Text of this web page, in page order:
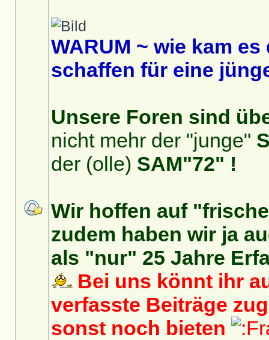
WARUM ~ wie kam
schaffen für eine
Unsere Foren sind
nicht mehr der "junge"
der (olle) SAM"72" !
Wir hoffen auf
zudem haben wir ja
als "nur" 25 Jahre
Bei uns könnt ihr
verfasste Beiträge
sonst noch bieten